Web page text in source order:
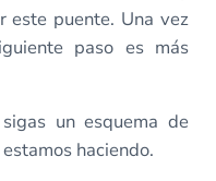
este puente. Una vez
paso es más
un esquema de
haciendo.